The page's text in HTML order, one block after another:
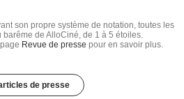
son propre système de notation, toutes les
de AlloCiné, de 1 à 5 étoiles.
Revue de presse pour en savoir plus.
de presse